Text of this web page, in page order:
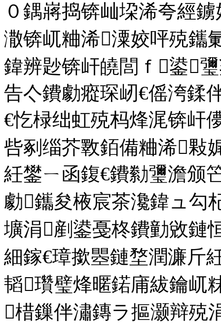
０鍝嶈捣锛屾垜浠夸經
潵锛屼粬浠潥姣呯殑鑴
鍏辨尟锛屽皢閭ｆ鍙
告亽鐨勮瘲琛屻€傜洿鍒
€忔椂绌虹殑杩烽浘锛屽
呰剢缁芥斁銆備粬浠敤
紝鐢ㄧ函鍑€鐨勬瓕澹颁
勮鑴夋棭宸茶瀺鍏ュ勾
壙涓剷鍙戞柊鐨勭敓鏈
細鎵€璋撳瞾鏈堥潤濂斤
韬瓚璧烽暱鍩庯紱鑰屼
棤鏁伴潚鏄ラ摳灏辩殑